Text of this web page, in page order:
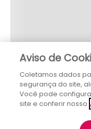
Aviso de
Coletamos dados
segurança do site,
Você pode
site e conferir nosso